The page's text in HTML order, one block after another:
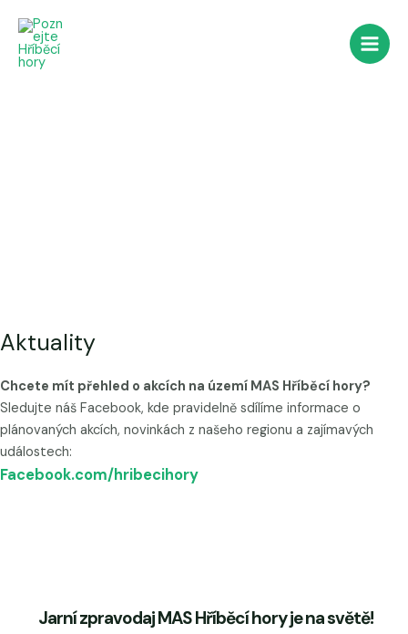
obsah
Main
Novinky z regionu
Aktuality
Chcete mít přehled o akcích na území MAS Hříběcí hory?
Sledujte náš Facebook, kde pravidelně sdílíme informace o
plánovaných akcích, novinkách z našeho regionu a zajímavých
událostech:
Facebook.com/hribecihory
Jarní zpravodaj MAS Hříběcí hory je na světě!